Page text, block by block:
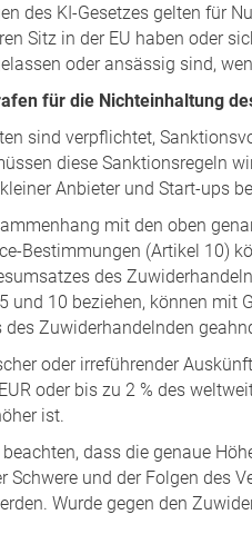
des KI-Gesetzes gelten für
Sitz in der EU haben oder
oder ansässig sind,
für die Nichteinhaltung
sind verpflichtet,
diese Sanktionsregeln
Anbieter und Start-ups
mit den oben
Bestimmungen (Artikel 10)
des
und 10 beziehen, können mit
Zuwiderhandelnden
oder irreführender
oder bis zu 2 % des
ist.
dass die genaue
Schwere und der Folgen des
Wurde gegen den